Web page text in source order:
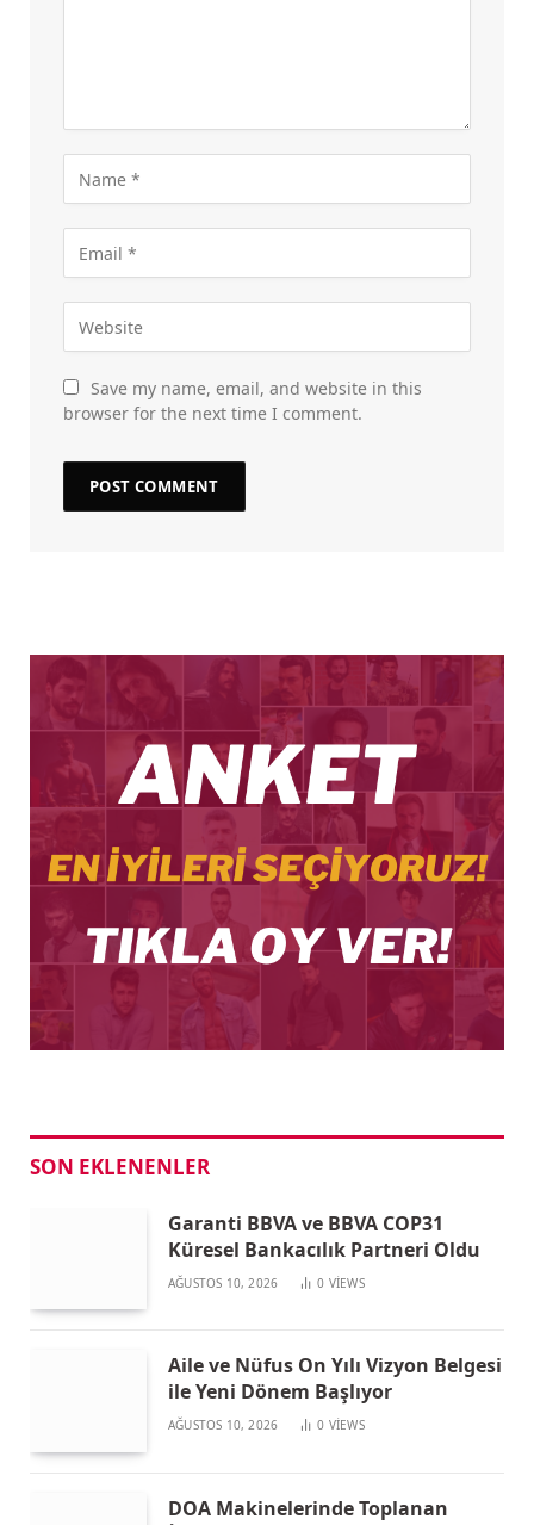
Save my name, email, and website in this
browser for the next time I comment.
SON EKLENENLER
Garanti BBVA ve BBVA COP31
Küresel Bankacılık Partneri Oldu
AĞUSTOS 10, 2026 0 VIEWS
Aile ve Nüfus On Yılı Vizyon Belgesi
ile Yeni Dönem Başlıyor
AĞUSTOS 10, 2026 0 VIEWS
DOA Makinelerinde Toplanan